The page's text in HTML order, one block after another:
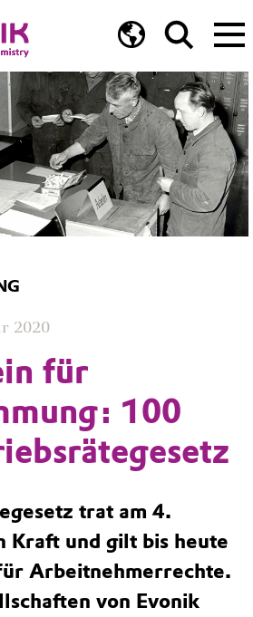
2020
für
100
trat am 4.
Kraft und gilt bis heute
Arbeitnehmerrechte.
von Evonik